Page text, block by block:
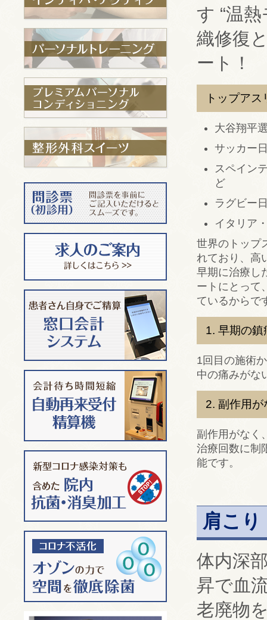
す “温
織修復
ート！
トップア
大谷翔平
サッカー
スペイン
ど
ラグビー
イタリア
世界のトップ
れており、高
早期に治療し
ートにとって
ているからで
1. 早期の鎮
1回目の施術
中の痛みがな
2. 副作用
副作用がなく
治療回数に制
能です。
肩こ
体内深
昇で血
老廃物